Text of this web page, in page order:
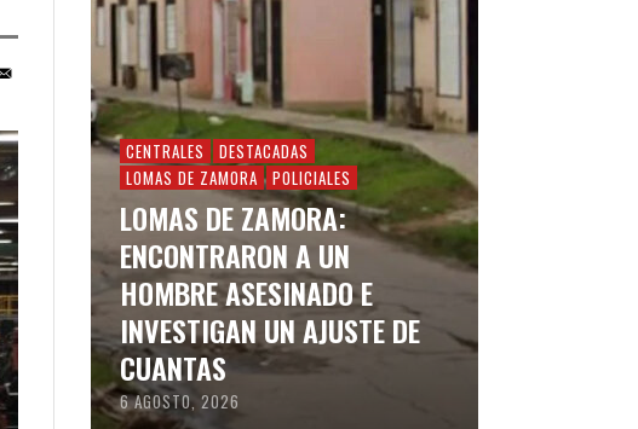
CENTRALES
DESTACADAS
LOMAS DE ZAMORA
POLICIALES
LOMAS DE ZAMORA:
ENCONTRARON A UN
HOMBRE ASESINADO E
INVESTIGAN UN AJUSTE DE
CUANTAS
6 AGOSTO, 2026